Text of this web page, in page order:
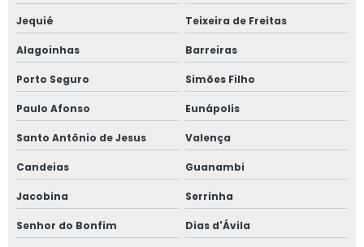
Jequié Teixeira de Freitas
Alagoinhas Barreiras
Porto Seguro Simões Filho
Paulo Afonso Eunápolis
Santo Antônio de Jesus Valença
Candeias Guanambi
Jacobina Serrinha
Senhor do Bonfim Dias d'Ávila